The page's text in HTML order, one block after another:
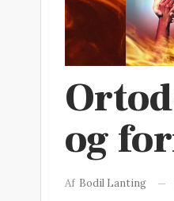
og
Af Bodil Lanting